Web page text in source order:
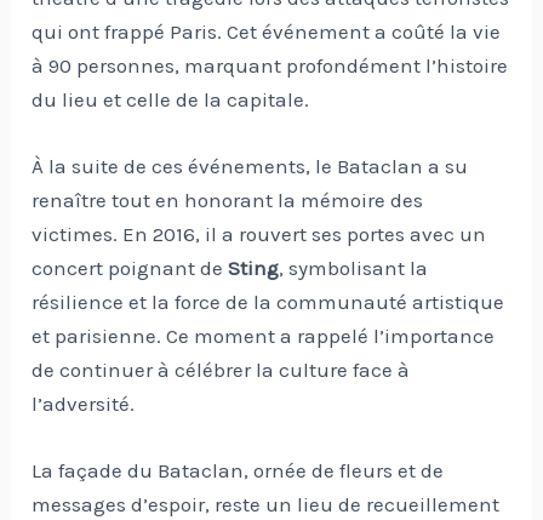
qui ont frappé Paris. Cet événement a coûté la vie
à 90 personnes, marquant profondément l’histoire
du lieu et celle de la capitale.
À la suite de ces événements, le Bataclan a su
renaître tout en honorant la mémoire des
victimes. En 2016, il a rouvert ses portes avec un
concert poignant deSting, symbolisant la
résilience et la force de la communauté artistique
et parisienne. Ce moment a rappelé l’importance
de continuer à célébrer la culture face à
l’adversité.
La façade du Bataclan, ornée de fleurs et de
messages d’espoir, reste un lieu de recueillement